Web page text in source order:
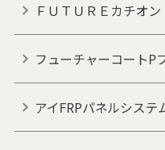
ＦＵＴＵＲＥカチオン
フューチャーコートP
アイFRPパネルシステ